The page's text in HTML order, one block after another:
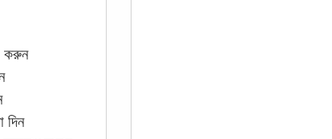
করুন
দিন